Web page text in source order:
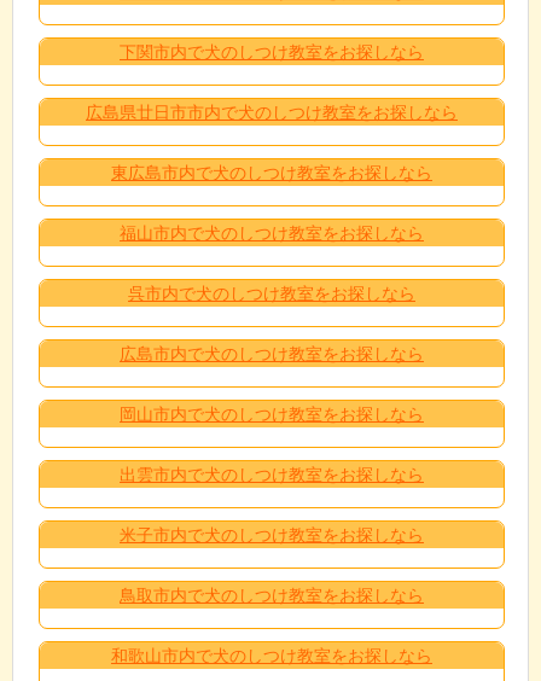
下関市内で犬のしつけ教室をお探しなら
広島県廿日市市内で犬のしつけ教室をお探しなら
東広島市内で犬のしつけ教室をお探しなら
福山市内で犬のしつけ教室をお探しなら
呉市内で犬のしつけ教室をお探しなら
広島市内で犬のしつけ教室をお探しなら
岡山市内で犬のしつけ教室をお探しなら
出雲市内で犬のしつけ教室をお探しなら
米子市内で犬のしつけ教室をお探しなら
鳥取市内で犬のしつけ教室をお探しなら
和歌山市内で犬のしつけ教室をお探しなら